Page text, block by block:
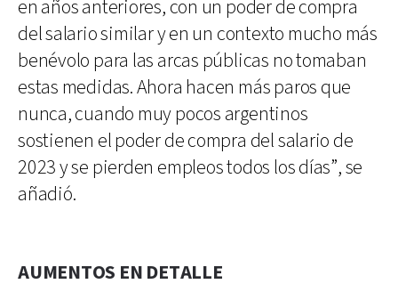
en años anteriores, con un poder de compra
del salario similar y en un contexto mucho más
benévolo para las arcas públicas no tomaban
estas medidas. Ahora hacen más paros que
nunca, cuando muy pocos argentinos
sostienen el poder de compra del salario de
2023 y se pierden empleos todos los días”, se
añadió.
AUMENTOS EN DETALLE